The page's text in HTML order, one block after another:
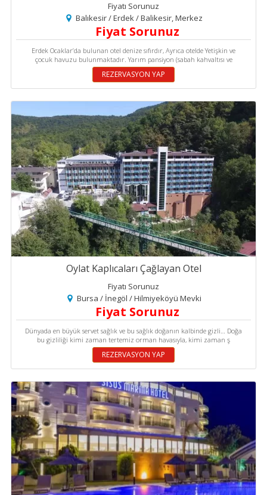
Fiyatı Sorunuz
Balıkesir / Erdek / Balikesir, Merkez
Fiyat Sorunuz
Erdek Ocaklar’da bulunan otel denize sıfırdır, Ayrıca otelde Yetişkin ve
çocuk havuzu bulunmaktadır. Yarım pansiyon (sabah kahvaltısı ve
REZERVASYON YAP
Oylat Kaplıcaları Çağlayan Otel
Fiyatı Sorunuz
Bursa / İnegöl / Hilmiyeköyü Mevki
Fiyat Sorunuz
Dünyada en büyük servet sağlık ve bu sağlık doğanın kalbinde gizli… Doğa
bu gizliliği kimi zaman tertemiz orman havasıyla, kimi zaman ş
REZERVASYON YAP